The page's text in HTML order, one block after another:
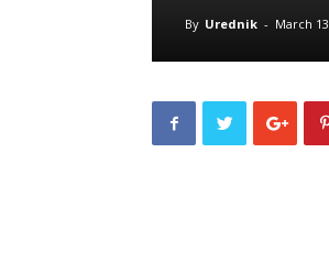
By Urednik - March